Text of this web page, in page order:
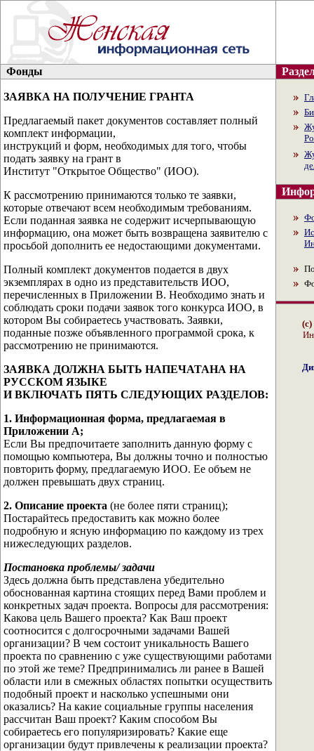
Фонды
ЗАЯВКА НА ПОЛУЧЕНИЕ ГРАНТА
Предлагаемый пакет документов составляет полный
комплект информации,
инструкций и форм, необходимых для того, чтобы
подать заявку на грант в
Институт "Открытое Общество" (ИОО).
К рассмотрению принимаются только те заявки,
которые отвечают всем необходимым требованиям.
Если поданная заявка не содержит исчерпывающую
информацию, она может быть возвращена заявителю с
просьбой дополнить ее недостающими документами.
Полный комплект документов подается в двух
экземплярах в одно из представительств ИОО,
перечисленных в Приложении В. Необходимо знать и
соблюдать сроки подачи заявок того конкурса ИОО, в
котором Вы собираетесь участвовать. Заявки,
поданные позже объявленного программой срока, к
рассмотрению не принимаются.
ЗАЯВКА ДОЛЖНА БЫТЬ НАПЕЧАТАНА НА
РУССКОМ ЯЗЫКЕ
И ВКЛЮЧАТЬ ПЯТЬ СЛЕДУЮЩИХ РАЗДЕЛОВ:
1. Информационная форма, предлагаемая в
Приложении А;
Если Вы предпочитаете заполнить данную форму с
помощью компьютера, Вы должны точно и полностью
повторить форму, предлагаемую ИОО. Ее объем не
должен превышать двух страниц.
2. Описание проекта (не более пяти страниц);
Постарайтесь предоставить как можно более
подробную и ясную информацию по каждому из трех
нижеследующих разделов.
Постановка проблемы/ задачи
Здесь должна быть представлена убедительно
обоснованная картина стоящих перед Вами проблем и
конкретных задач проекта. Вопросы для рассмотрения:
Какова цель Вашего проекта? Как Ваш проект
соотносится с долгосрочными задачами Вашей
организации? В чем состоит уникальность Вашего
проекта по сравнению с уже существующими работами
по этой же теме? Предпринимались ли ранее в Вашей
области или в смежных областях попытки осуществить
подобный проект и насколько успешными они
оказались? На какие социальные группы населения
рассчитан Ваш проект? Каким способом Вы
собираетесь его популяризировать? Какие еще
организации будут привлечены к реализации проекта?